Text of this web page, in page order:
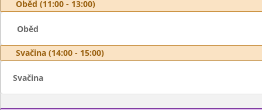
Oběd (11:00 - 13:00)
Oběd
Svačina (14:00 - 15:00)
Svačina